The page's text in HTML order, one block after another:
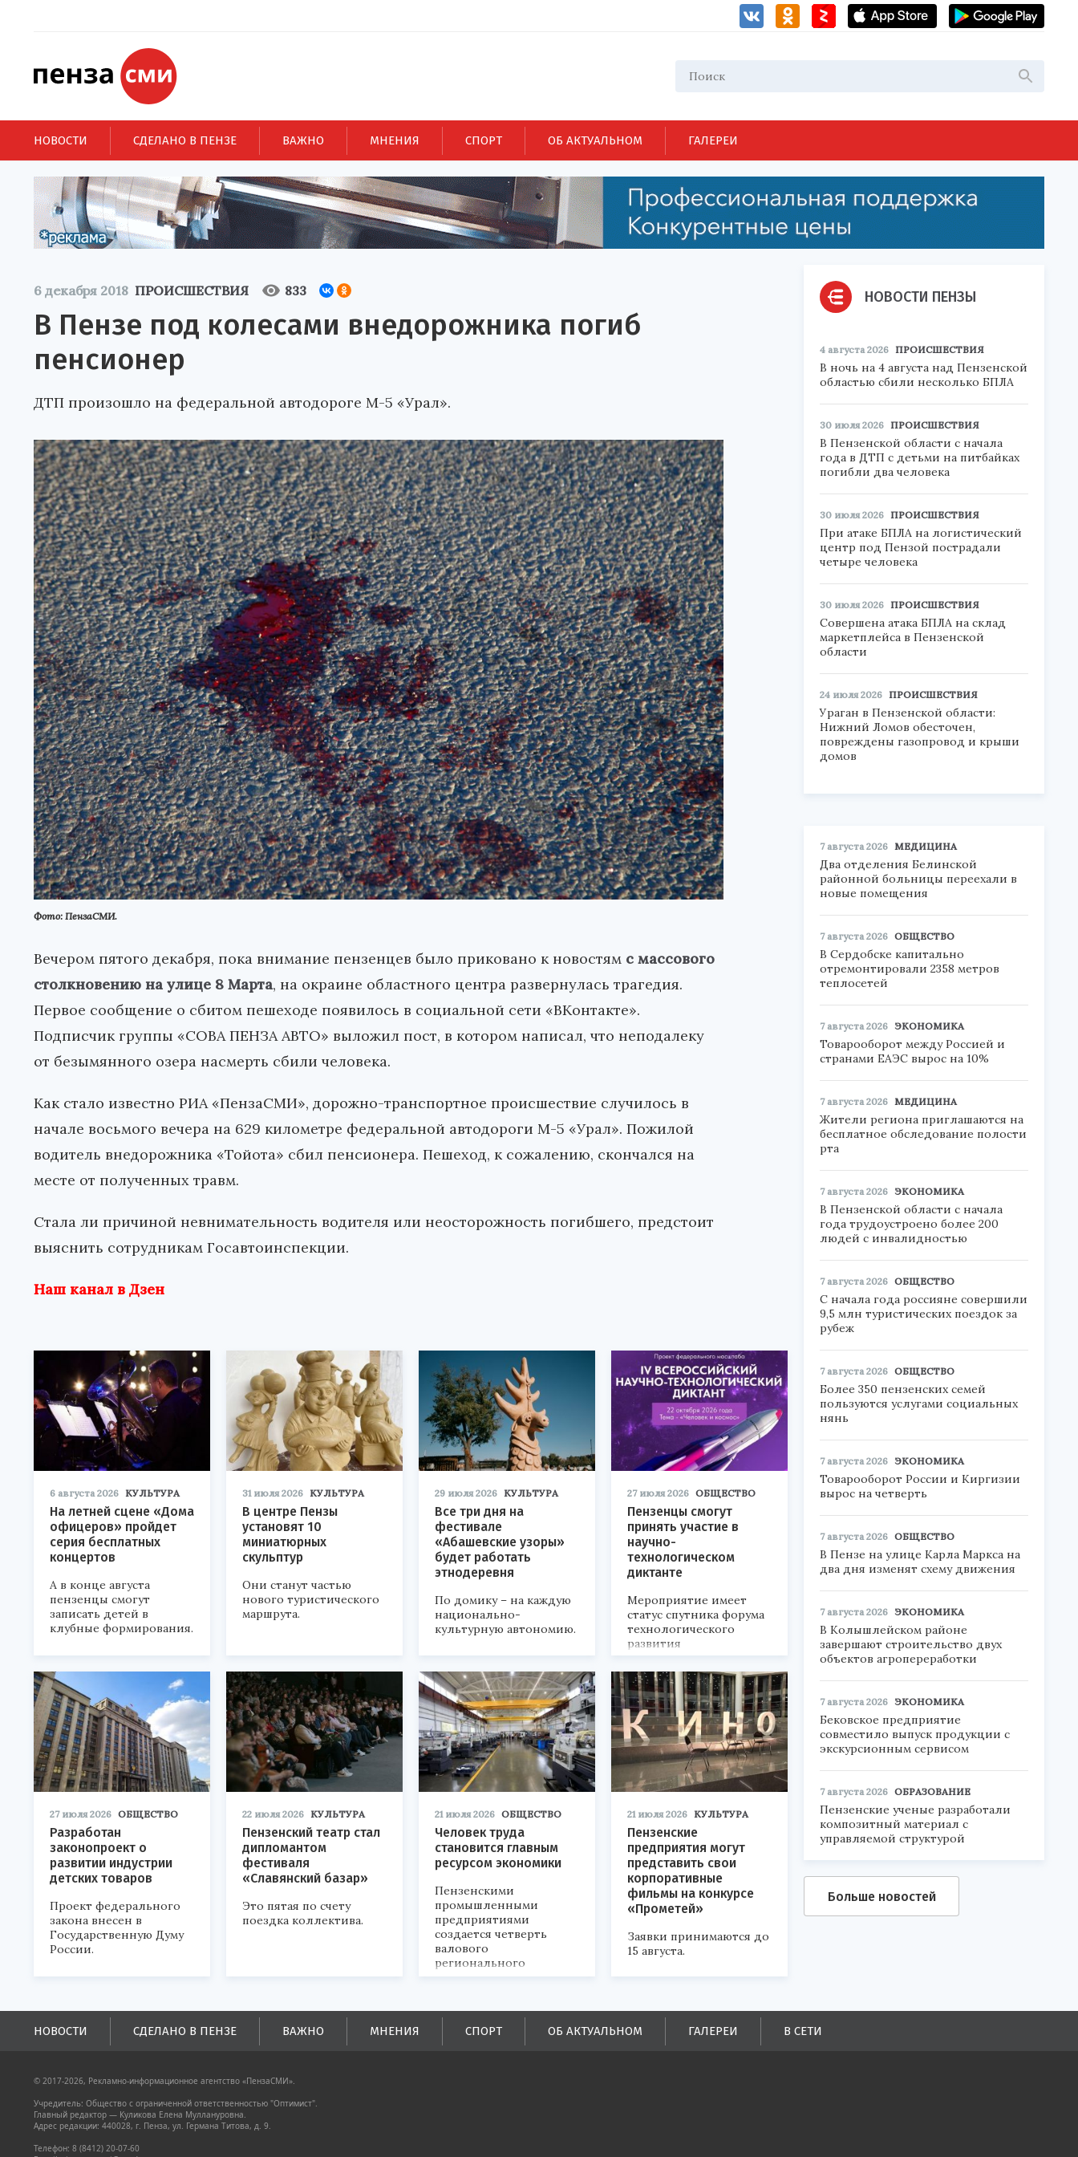
НОВОСТИ СДЕЛАНО В ПЕНЗЕ ВАЖНО МНЕНИЯ СПОРТ ОБ АКТУАЛЬНОМ ГАЛЕРЕИ
6 декабря 2018 ПРОИСШЕСТВИЯ 833
В Пензе под колесами внедорожника погиб
пенсионер
ДТП произошло на федеральной автодороге М-5 «Урал».
Фото: ПензаСМИ.
Вечером пятого декабря, пока внимание пензенцев было приковано к новостям с массового
столкновению на улице 8 Марта, на окраине областного центра развернулась трагедия.
Первое сообщение о сбитом пешеходе появилось в социальной сети «ВКонтакте».
Подписчик группы «СОВА ПЕНЗА АВТО» выложил пост, в котором написал, что неподалеку
от безымянного озера насмерть сбили человека.
Как стало известно РИА «ПензаСМИ», дорожно-транспортное происшествие случилось в
начале восьмого вечера на 629 километре федеральной автодороги М-5 «Урал». Пожилой
водитель внедорожника «Тойота» сбил пенсионера. Пешеход, к сожалению, скончался на
месте от полученных травм.
Стала ли причиной невнимательность водителя или неосторожность погибшего, предстоит
выяснить сотрудникам Госавтоинспекции.
Наш канал в Дзен
6 августа 2026 КУЛЬТУРА
На летней сцене «Дома
офицеров» пройдет
серия бесплатных
концертов
А в конце августа
пензенцы смогут
записать детей в
клубные формирования.
31 июля 2026 КУЛЬТУРА
В центре Пензы
установят 10
миниатюрных
скульптур
Они станут частью
нового туристического
маршрута.
29 июля 2026 КУЛЬТУРА
Все три дня на
фестивале
«Абашевские узоры»
будет работать
этнодеревня
По домику – на каждую
национально-
культурную автономию.
27 июля 2026 ОБЩЕСТВО
Пензенцы смогут
принять участие в
научно-
технологическом
диктанте
Мероприятие имеет
статус спутника форума
технологического
развития
«Технопром-2026».
27 июля 2026 ОБЩЕСТВО
Разработан
законопроект о
развитии индустрии
детских товаров
Проект федерального
закона внесен в
Государственную Думу
России.
22 июля 2026 КУЛЬТУРА
Пензенский театр стал
дипломантом
фестиваля
«Славянский базар»
Это пятая по счету
поездка коллектива.
21 июля 2026 ОБЩЕСТВО
Человек труда
становится главным
ресурсом экономики
Пензенскими
промышленными
предприятиями
создается четверть
валового
регионального
продукта и
поступлений в
бюджеты всех уровней.
21 июля 2026 КУЛЬТУРА
Пензенские
предприятия могут
представить свои
корпоративные
фильмы на конкурсе
«Прометей»
Заявки принимаются до
15 августа.
НОВОСТИ ПЕНЗЫ
4 августа 2026 ПРОИСШЕСТВИЯ
В ночь на 4 августа над Пензенской
областью сбили несколько БПЛА
30 июля 2026 ПРОИСШЕСТВИЯ
В Пензенской области с начала
года в ДТП с детьми на питбайках
погибли два человека
30 июля 2026 ПРОИСШЕСТВИЯ
При атаке БПЛА на логистический
центр под Пензой пострадали
четыре человека
30 июля 2026 ПРОИСШЕСТВИЯ
Совершена атака БПЛА на склад
маркетплейса в Пензенской
области
24 июля 2026 ПРОИСШЕСТВИЯ
Ураган в Пензенской области:
Нижний Ломов обесточен,
повреждены газопровод и крыши
домов
7 августа 2026 МЕДИЦИНА
Два отделения Белинской
районной больницы переехали в
новые помещения
7 августа 2026 ОБЩЕСТВО
В Сердобске капитально
отремонтировали 2358 метров
теплосетей
7 августа 2026 ЭКОНОМИКА
Товарооборот между Россией и
странами ЕАЭС вырос на 10%
7 августа 2026 МЕДИЦИНА
Жители региона приглашаются на
бесплатное обследование полости
рта
7 августа 2026 ЭКОНОМИКА
В Пензенской области с начала
года трудоустроено более 200
людей с инвалидностью
7 августа 2026 ОБЩЕСТВО
С начала года россияне совершили
9,5 млн туристических поездок за
рубеж
7 августа 2026 ОБЩЕСТВО
Более 350 пензенских семей
пользуются услугами социальных
нянь
7 августа 2026 ЭКОНОМИКА
Товарооборот России и Киргизии
вырос на четверть
7 августа 2026 ОБЩЕСТВО
В Пензе на улице Карла Маркса на
два дня изменят схему движения
7 августа 2026 ЭКОНОМИКА
В Колышлейском районе
завершают строительство двух
объектов агропереработки
7 августа 2026 ЭКОНОМИКА
Бековское предприятие
совместило выпуск продукции с
экскурсионным сервисом
7 августа 2026 ОБРАЗОВАНИЕ
Пензенские ученые разработали
композитный материал с
управляемой структурой
Больше новостей
НОВОСТИ СДЕЛАНО В ПЕНЗЕ ВАЖНО МНЕНИЯ СПОРТ ОБ АКТУАЛЬНОМ ГАЛЕРЕИ В СЕТИ
© 2017-2026, Рекламно-информационное агентство «ПензаСМИ».
Учредитель: Общество с ограниченной ответственностью "Оптимист".
Главный редактор — Куликова Елена Муллануровна.
Адрес редакции: 440028, г. Пенза, ул. Германа Титова, д. 9.
Телефон: 8 (8412) 20-07-60